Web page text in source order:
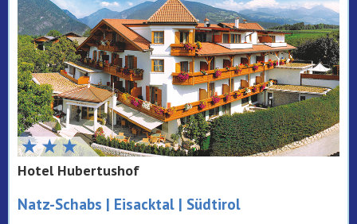
Hotel Hubertushof
Natz-Schabs | Eisacktal | Südtirol